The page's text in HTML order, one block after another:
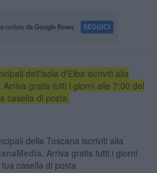
dell'isola d'Elba iscriviti alla
Arriva gratis tutti i giorni alle 7:00 del
casella di posta.
della Toscana iscriviti alla
Arriva gratis tutti i giorni
casella di posta.